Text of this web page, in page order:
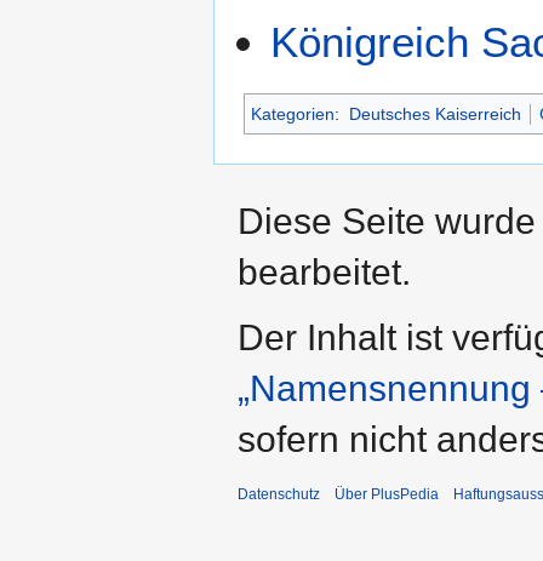
Königreich
Kategorien: Deutsches Kaiserreich
Diese Seite
bearbeitet.
Der Inhalt ist
sofern nicht
Datenschutz Über PlusPedia